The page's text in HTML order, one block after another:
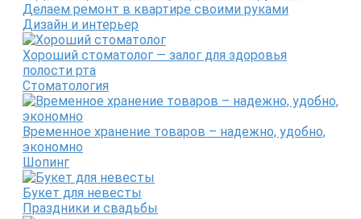
Делаем ремонт в квартире своими руками
Дизайн и интерьер
Хороший стоматолог — залог для здоровья
полости рта
Стоматология
Временное хранение товаров – надежно, удобно,
экономно
Шопинг
Букет для невесты
Праздники и свадьбы